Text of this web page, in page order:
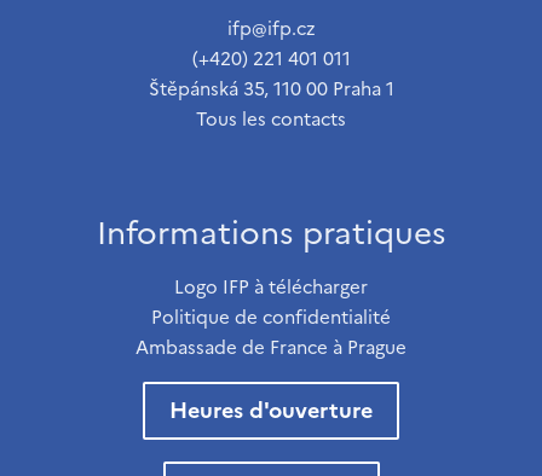
ifp@ifp.cz
(+420) 221 401 011
Štěpánská 35, 110 00 Praha 1
Tous les contacts
Informations pratiques
Logo IFP à télécharger
Politique de confidentialité
Ambassade de France à Prague
Heures d'ouverture